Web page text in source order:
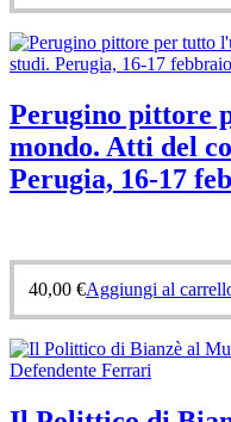
Perugino pittore
mondo. Atti del
Perugia, 16-17
40,00 €Aggiungi al